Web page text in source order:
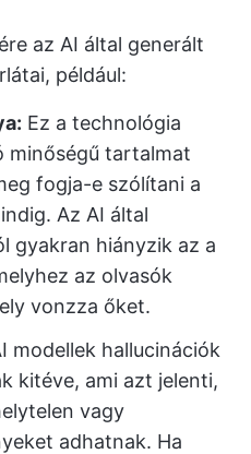
az AI által generált
például:
Ez a technológia
minőségű tartalmat
fogja-e szólítani a
Az AI által
gyakran hiányzik az a
az olvasók
vonzza őket.
modellek hallucinációk
kitéve, ami azt jelenti,
vagy
adhatnak. Ha